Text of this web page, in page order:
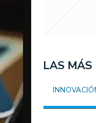
LAS MÁS